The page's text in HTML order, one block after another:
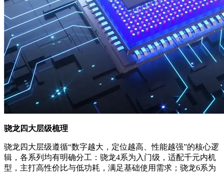
骁龙四大层级梳理
骁龙四大层级遵循“数字越大，定位越高、性能越强”的核心逻
辑，各系列均有明确分工：骁龙4系为入门级，适配千元内机
型，主打高性价比与低功耗，满足基础使用需求；骁龙6系为